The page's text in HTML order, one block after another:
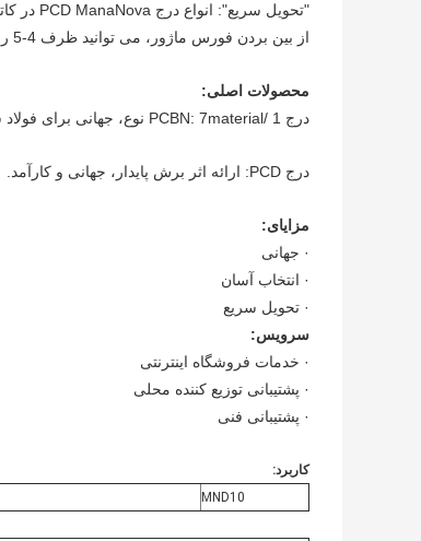
"تحویل سریع": انواع درج PCD ManaNova در کاتالوگ در انبار موجود است.
از بین بردن فورس ماژور، می توانید ظرف 4-5 روز دریافت کنید.
محصولات اصلی:
درج PCBN: 7material/ 1 نوع، جهانی برای فولاد سخت شده، چدن، چدن داکتیل و متالورژی پودر.
درج PCD: ارائه اثر برش پایدار، جهانی و کارآمد.
مزایای:
· جهانی
· انتخاب آسان
· تحویل سریع
سرویس:
· خدمات فروشگاه اینترنتی
· پشتیبانی توزیع کننده محلی
· پشتیبانی فنی
کاربرد:
MND10